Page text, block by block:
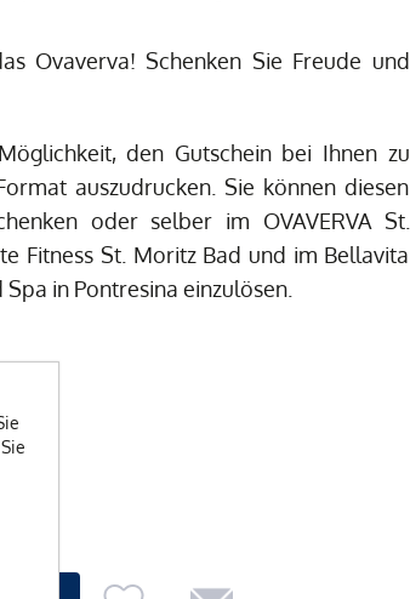
Ovaverva! Schenken Sie Freude und
den Gutschein bei Ihnen zu
auszudrucken. Sie können diesen
oder selber im OVAVERVA St.
Fitness St. Moritz Bad und im Bellavita
in Pontresina einzulösen.